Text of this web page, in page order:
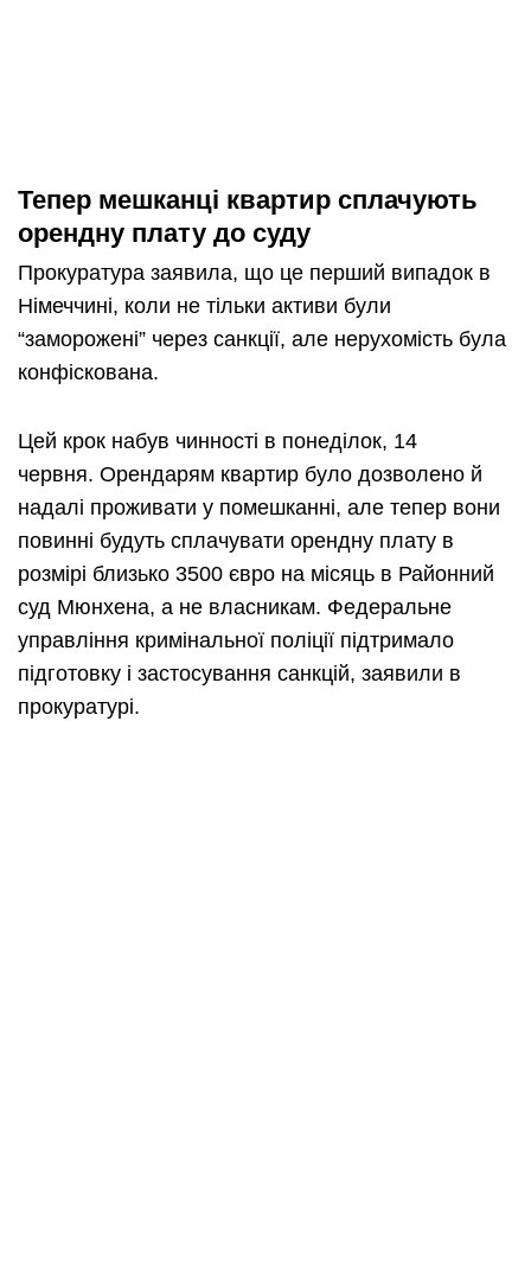
Тепер мешканці квартир сплачують
орендну плату до суду
Прокуратура заявила, що це перший випадок в
Німеччині, коли не тільки активи були
“заморожені” через санкції, але нерухомість була
конфіскована.
Цей крок набув чинності в понеділок, 14
червня. Орендарям квартир було дозволено й
надалі проживати у помешканні, але тепер вони
повинні будуть сплачувати орендну плату в
розмірі близько 3500 євро на місяць в Районний
суд Мюнхена, а не власникам. Федеральне
управління кримінальної поліції підтримало
підготовку і застосування санкцій, заявили в
прокуратурі.